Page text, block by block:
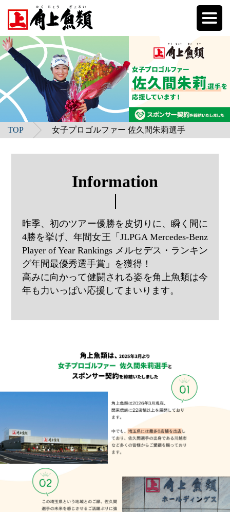
TOP 女子プロゴルファー 佐久間朱莉選手
Information
昨季、初のツアー優勝を皮切りに、瞬く間に
4勝を挙げ、年間女王「JLPGA Mercedes-Benz
Player of Year Rankings メルセデス・ランキン
グ年間最優秀選手賞」を獲得！
高みに向かって健闘される姿を角上魚類は今
年も力いっぱい応援してまいります。